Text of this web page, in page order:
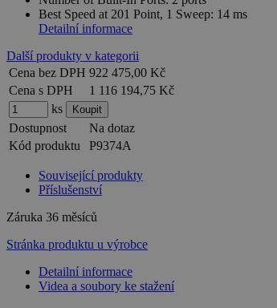
Best Speed at 201 Point, 1 Sweep: 14 ms
Detailní informace
Další produkty v kategorii
Cena bez DPH 922 475,00 Kč
Cena s DPH
1 116 194,75 Kč
ks
Dostupnost
Na dotaz
Kód produktu
P9374A
Související produkty
Příslušenství
Záruka 36 měsíců
Stránka produktu u výrobce
Detailní informace
Videa a soubory ke stažení